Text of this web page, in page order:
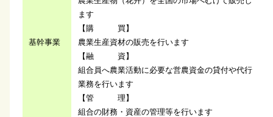
基幹事業
ます
【購 買】
農業生産資材の販売を行います
【融 資】
組合員へ農業活動に必要な営農資金の貸付や代行
業務を行います
【管 理】
組合の財務・資産の管理等を行います